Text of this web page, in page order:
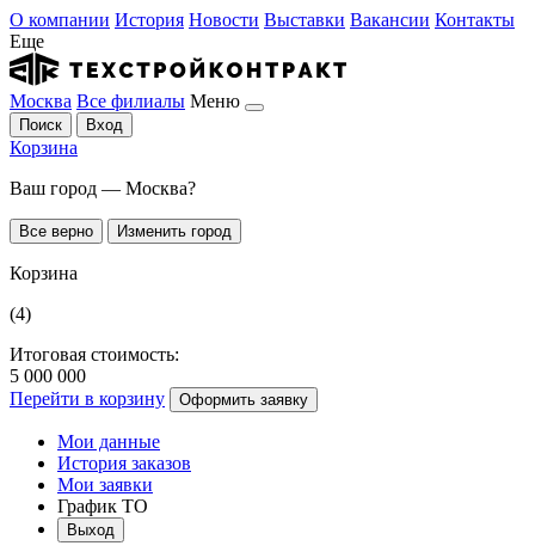
О компании История Новости Выставки Вакансии Контакты
Еще
Москва Все филиалы Меню
Поиск Вход
Корзина
Ваш город — Москва?
Все верно Изменить город
Корзина
(4)
Итоговая стоимость:
5 000 000
Перейти в корзину
Оформить заявку
Мои данные
История заказов
Мои заявки
График ТО
Выход